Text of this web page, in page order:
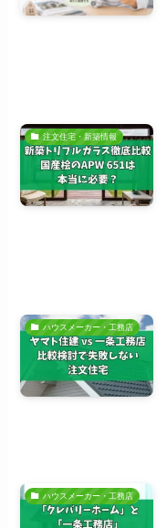
注文住宅・新築情報
ハウスメーカー・工務店
ハウスメーカー・工務店